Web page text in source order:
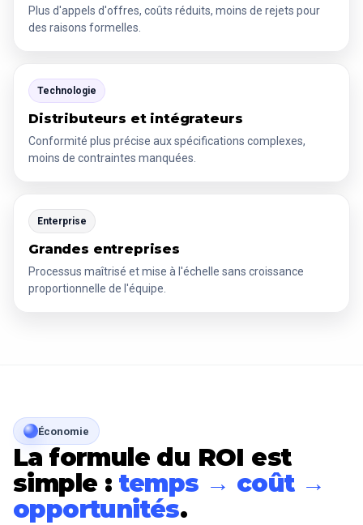
Plus d'appels d'offres, coûts réduits, moins de rejets pour
des raisons formelles.
Technologie
Distributeurs et intégrateurs
Conformité plus précise aux spécifications complexes,
moins de contraintes manquées.
Enterprise
Grandes entreprises
Processus maîtrisé et mise à l'échelle sans croissance
proportionnelle de l'équipe.
Économie
La formule du ROI est
simple : temps → coût →
opportunités.